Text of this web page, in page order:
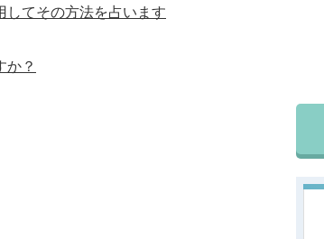
してその方法を占います
か？